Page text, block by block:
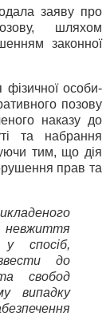
заяву про
шляхом
законної
особи-
позову
наказу до
та набрання
тим, що дія
прав та
у спосіб,
до
свобод
випадку